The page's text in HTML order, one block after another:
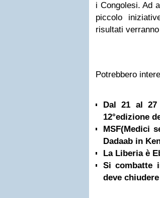
i Congolesi. Ad
piccolo
risultati
Potrebbero
Dal 21 al
12°edizione
MSF(Medici
Dadaab in
La Liberia è
Si combatte
deve